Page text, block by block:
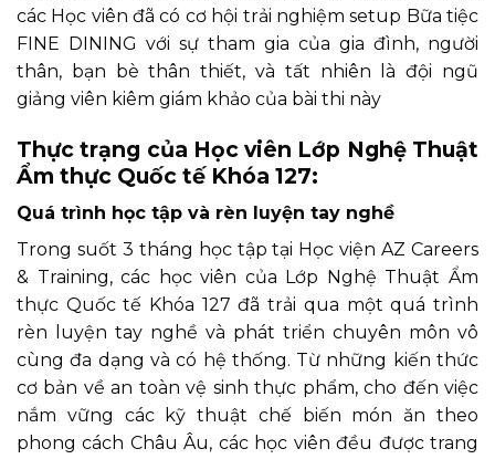
các Học viên đã có cơ hội trải nghiệm setup Bữa tiệc
FINE DINING với sự tham gia của gia đình, người
thân, bạn bè thân thiết, và tất nhiên là đội ngũ
giảng viên kiêm giám khảo của bài thi này
Thực trạng của Học viên Lớp Nghệ Thuật
Ẩm thực Quốc tế Khóa 127:
Quá trình học tập và rèn luyện tay nghề
Trong suốt 3 tháng học tập tại Học viện AZ Careers
& Training, các học viên của Lớp Nghệ Thuật Ẩm
thực Quốc tế Khóa 127 đã trải qua một quá trình
rèn luyện tay nghề và phát triển chuyên môn vô
cùng đa dạng và có hệ thống. Từ những kiến thức
cơ bản về an toàn vệ sinh thực phẩm, cho đến việc
nắm vững các kỹ thuật chế biến món ăn theo
phong cách Châu Âu, các học viên đều được trang